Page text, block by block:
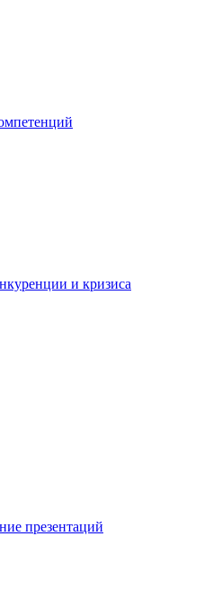
и кризиса
презентаций